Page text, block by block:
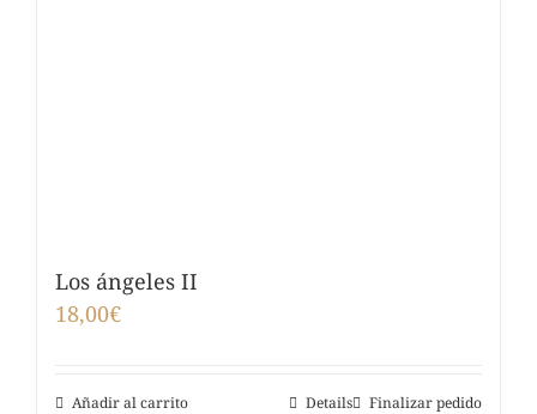
Los ángeles II
18,00€
Añadir al carrito Finalizar pedido
Details